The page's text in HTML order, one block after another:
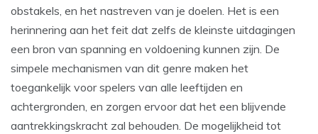
obstakels, en het nastreven van je doelen. Het is een
herinnering aan het feit dat zelfs de kleinste uitdagingen
een bron van spanning en voldoening kunnen zijn. De
simpele mechanismen van dit genre maken het
toegankelijk voor spelers van alle leeftijden en
achtergronden, en zorgen ervoor dat het een blijvende
aantrekkingskracht zal behouden. De mogelijkheid tot